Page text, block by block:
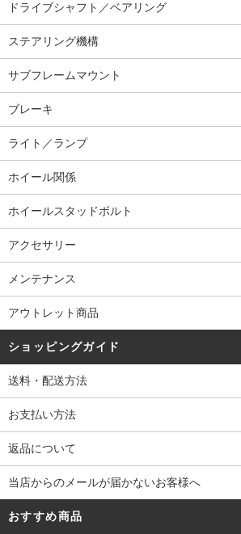
ドライブシャフト／ベアリング
ステアリング機構
サブフレームマウント
ブレーキ
ライト／ランプ
ホイール関係
ホイールスタッドボルト
アクセサリー
メンテナンス
アウトレット商品
ショッピングガイド
送料・配送方法
お支払い方法
返品について
当店からのメールが届かないお客様へ
おすすめ商品